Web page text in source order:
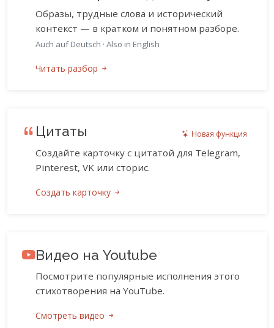
Образы, трудные слова и исторический
контекст — в кратком и понятном разборе.
Auch auf Deutsch · Also in English
Читать разбор
Цитаты Новая функция
Создайте карточку с цитатой для Telegram,
Pinterest, VK или сторис.
Создать карточку
Видео на Youtube
Посмотрите популярные исполнения этого
стихотворения на YouTube.
Смотреть видео